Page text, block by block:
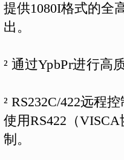
提供1080I格式的全
出。
² 通过YpbPr进行高
² RS232C/422远程控
使用RS422 （VISCA
制。